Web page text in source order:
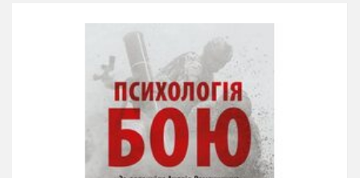
своєї країни від агресії ворога та
збільшити свої шанси на виживання у
бою. У цьому томі розкрито основи
ведення бойових дій вночі, взимку, а
також особливості боротьби за водні
перешкоди, з ворожими танками на